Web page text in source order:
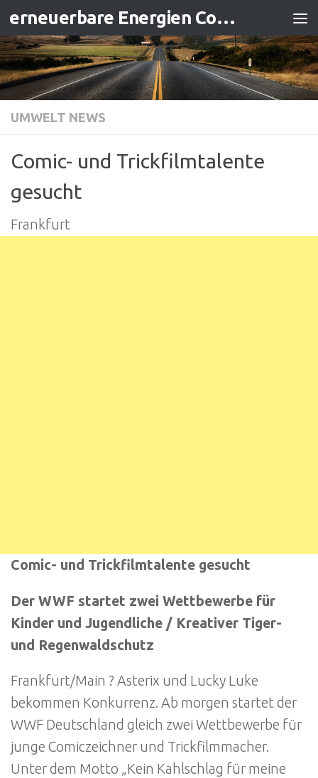
Zum Inhalt springen erneuerbare Energien Contracting
UMWELT NEWS
Comic- und Trickfilmtalente
gesucht
Frankfurt
Comic- und Trickfilmtalente gesucht
Der WWF startet zwei Wettbewerbe für
Kinder und Jugendliche / Kreativer Tiger-
und Regenwaldschutz
Frankfurt/Main ? Asterix und Lucky Luke
bekommen Konkurrenz. Ab morgen startet der
WWF Deutschland gleich zwei Wettbewerbe für
junge Comiczeichner und Trickfilmmacher.
Unter dem Motto „Kein Kahlschlag für meine